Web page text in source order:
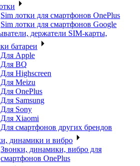
Sim лотки для смартфонов OnePlus
Sim лотки для смартфонов Google
держатели SIM-карты,
батареи
Для Apple
Для BQ
Для Highscreen
Для Meizu
Для OnePlus
Для Samsung
Для Sony
Для Xiaomi
Для смартфонов других брендов
динамики и вибро
Звонки, динамики, вибро для
смартфонов OnePlus